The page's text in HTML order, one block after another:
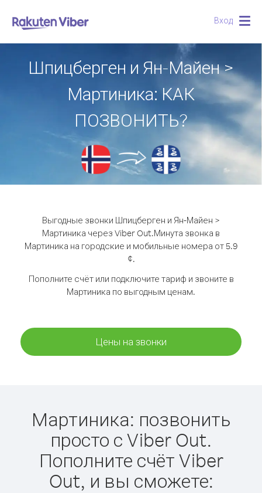
Вход
Шпицберген и Ян-Майен >
Мартиника: КАК
ПОЗВОНИТЬ?
Выгодные звонки Шпицберген и Ян-Майен >
Мартиника через Viber Out.Минута звонка в
Мартиника на городские и мобильные номера от 5.9
¢.
Пополните счёт или подключите тариф и звоните в
Мартиника по выгодным ценам.
Цены на звонки
Мартиника: позвонить
просто с Viber Out.
Пополните счёт Viber
Out, и вы сможете: